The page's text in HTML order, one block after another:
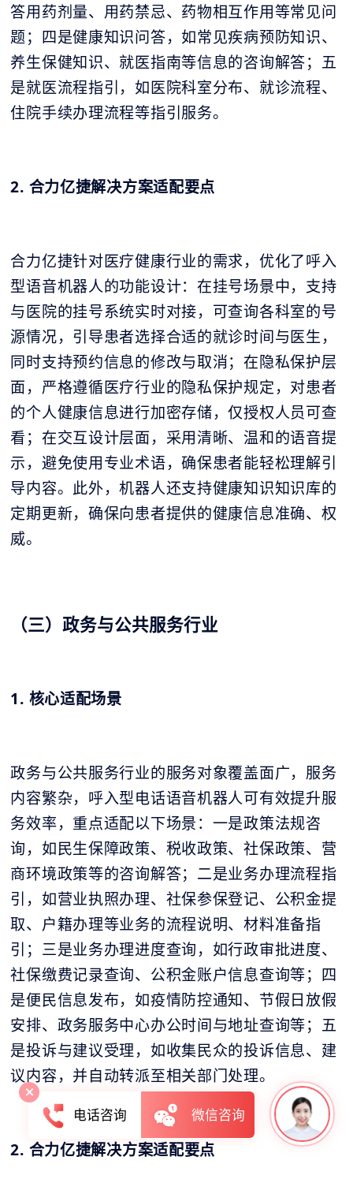
答用药剂量、用药禁忌、药物相互作用等常见问
题；四是健康知识问答，如常见疾病预防知识、
养生保健知识、就医指南等信息的咨询解答；五
是就医流程指引，如医院科室分布、就诊流程、
住院手续办理流程等指引服务。
2. 合力亿捷解决方案适配要点
合力亿捷针对医疗健康行业的需求，优化了呼入
型语音机器人的功能设计：在挂号场景中，支持
与医院的挂号系统实时对接，可查询各科室的号
源情况，引导患者选择合适的就诊时间与医生，
同时支持预约信息的修改与取消；在隐私保护层
面，严格遵循医疗行业的隐私保护规定，对患者
的个人健康信息进行加密存储，仅授权人员可查
看；在交互设计层面，采用清晰、温和的语音提
示，避免使用专业术语，确保患者能轻松理解引
导内容。此外，机器人还支持健康知识知识库的
定期更新，确保向患者提供的健康信息准确、权
威。
（三）政务与公共服务行业
1. 核心适配场景
政务与公共服务行业的服务对象覆盖面广，服务
内容繁杂，呼入型电话语音机器人可有效提升服
务效率，重点适配以下场景：一是政策法规咨
询，如民生保障政策、税收政策、社保政策、营
商环境政策等的咨询解答；二是业务办理流程指
引，如营业执照办理、社保参保登记、公积金提
取、户籍办理等业务的流程说明、材料准备指
引；三是业务办理进度查询，如行政审批进度、
社保缴费记录查询、公积金账户信息查询等；四
是便民信息发布，如疫情防控通知、节假日放假
安排、政务服务中心办公时间与地址查询等；五
是投诉与建议受理，如收集民众的投诉信息、建
议内容，并自动转派至相关部门处理。
2. 合力亿捷解决方案适配要点
电话咨询 微信咨询